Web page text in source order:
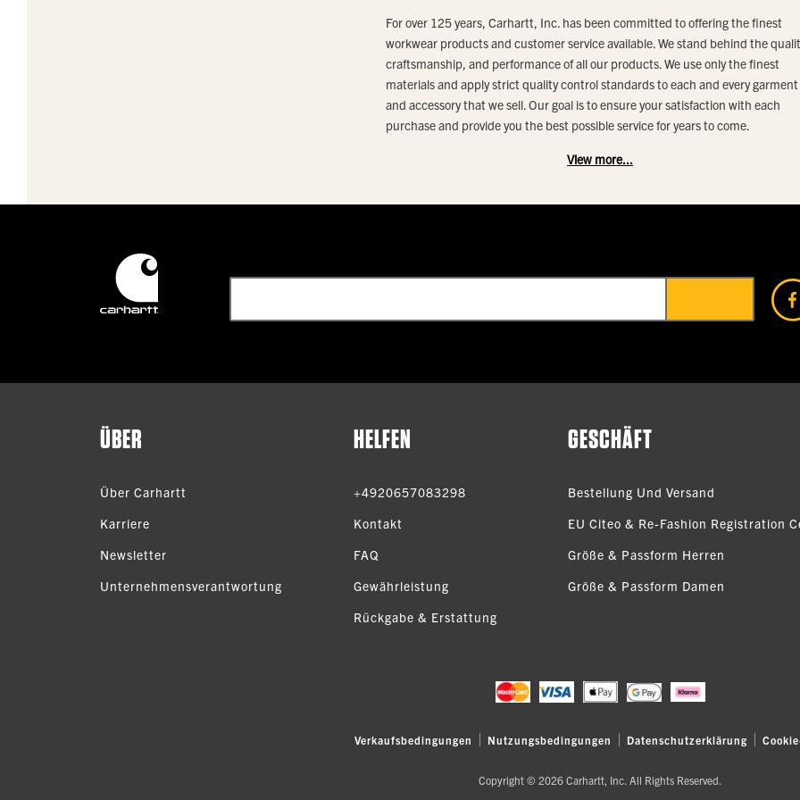
For over 125 years, Carhartt, Inc. has been committed to offering the finest
workwear products and customer service available. We stand behind the
craftsmanship, and performance of all our products. We use only the finest
materials and apply strict quality control standards to each and every garment
and accessory that we sell. Our goal is to ensure your satisfaction with each
purchase and provide you the best possible service for years to come.
View more...
ÜBER
Über Carhartt
Karriere
Newsletter
Unternehmensverantwortung
HELFEN
+4920657083298
Kontakt
FAQ
Gewährleistung
Rückgabe & Erstattung
GESCHÄFT
Bestellung Und Versand
EU Citeo & Re-Fashion Registration
Größe & Passform Herren
Größe & Passform Damen
Verkaufsbedingungen Nutzungsbedingungen Datenschutzerklärung
Copyright © 2026 Carhartt, Inc. All Rights Reserved.